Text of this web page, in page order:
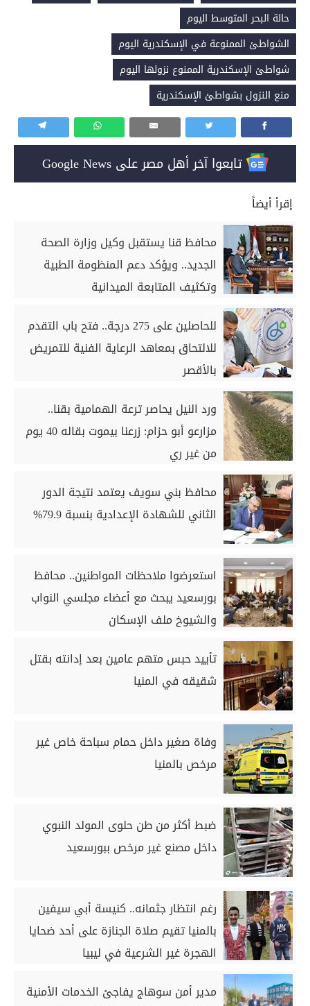
حالة البحر المتوسط اليوم
الشواطئ الممنوعة في الإسكندرية اليوم
شواطئ الإسكندرية الممنوع نزولها اليوم
منع النزول بشواطئ الإسكندرية
تابعوا آخر أهل مصر على Google News
إقرأ أيضاً
محافظ قنا يستقبل وكيل وزارة الصحة
الجديد.. ويؤكد دعم المنظومة الطبية
وتكثيف المتابعة الميدانية
للحاصلين على 275 درجة.. فتح باب التقدم
للالتحاق بمعاهد الرعاية الفنية للتمريض
بالأقصر
ورد النيل يحاصر ترعة الهمامية بقنا..
مزارعو أبو حزام: زرعنا بيموت بقاله 40 يوم
من غير ري
محافظ بني سويف يعتمد نتيجة الدور
الثاني للشهادة الإعدادية بنسبة 79.9%
استعرضوا ملاحظات المواطنين.. محافظ
بورسعيد يبحث مع أعضاء مجلسي النواب
والشيوخ ملف الإسكان
تأييد حبس متهم عامين بعد إدانته بقتل
شقيقه في المنيا
وفاة صغير داخل حمام سباحة خاص غير
مرخص بالمنيا
ضبط أكثر من طن حلوى المولد النبوي
داخل مصنع غير مرخص ببورسعيد
رغم انتظار جثمانه.. كنيسة أبي سيفين
بالمنيا تقيم صلاة الجنازة على أحد ضحايا
الهجرة غير الشرعية في ليبيا
مدير أمن سوهاج يفاجئ الخدمات الأمنية